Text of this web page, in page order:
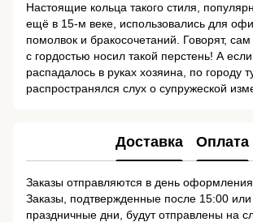
Настоящие кольца такого стиля,
ещё в 15-м веке, использовались для
помолвок и бракосочетаний. Говорят,
с гордостью носил такой перстень! А
распадалось в руках хозяина, по городу
распространялся слух о супружеской
Доставка Оплата
Заказы отправляются в день
Заказы, подтвержденные после 15:00
праздничные дни, будут отправлены на